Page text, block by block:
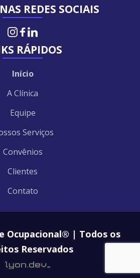
REDES SOCIAIS
Instagram
RÁPIDOS
Início
A Clínica
Equipe
Serviços
Convênios
Clientes
Contato
Ocupacional® | Todos os
Reservados